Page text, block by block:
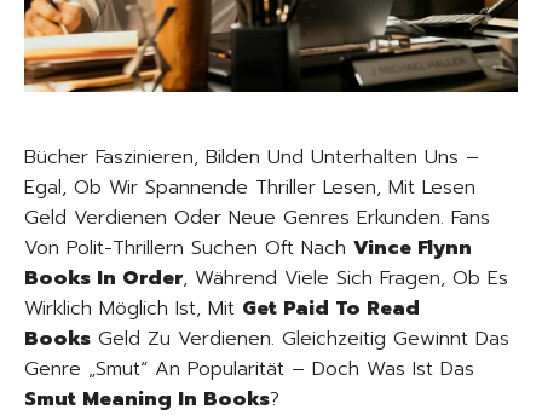
Bücher Faszinieren, Bilden Und Unterhalten Uns –
Egal, Ob Wir Spannende Thriller Lesen, Mit Lesen
Geld Verdienen Oder Neue Genres Erkunden. Fans
Von Polit-Thrillern Suchen Oft Nach Vince Flynn
Books In Order, Während Viele Sich Fragen, Ob Es
Wirklich Möglich Ist, Mit Get Paid To Read
Books Geld Zu Verdienen. Gleichzeitig Gewinnt Das
Genre „Smut“ An Popularität – Doch Was Ist Das
Smut Meaning In Books?